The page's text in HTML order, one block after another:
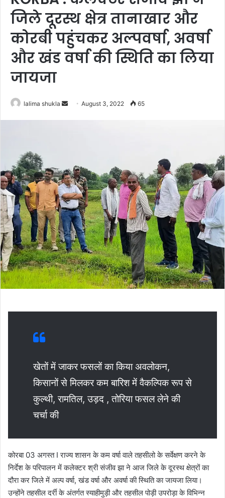
जिले दूरस्थ क्षेत्र तानाखार और
कोरबी पहुंचकर अल्पवर्षा, अवर्षा
और खंड वर्षा की स्थिति का लिया
जायजा
lalima shukla
Send August 3, 2022 65
खेतों में जाकर फसलों का किया अवलोकन,
किसानों से मिलकर कम बारिश में वैकल्पिक रूप से
कुल्थी, रामतिल, उड़द , तोरिया फसल लेने की
चर्चा की
कोरबा 03 अगस्त I राज्य शासन के कम वर्षा वाले तहसीलो के सर्वेक्षण करने के
निर्देश के परिपालन में कलेक्टर श्री संजीव झा ने आज जिले के दूरस्थ क्षेत्रों का
दौरा कर जिले में अल्प वर्षा, खंड वर्षा और अवर्षा की स्थिति का जायजा लिया।
उन्होंने तहसील दर्री के अंतर्गत स्याहीमुड़ी और तहसील पोड़ी उपरोड़ा के विभिन्न